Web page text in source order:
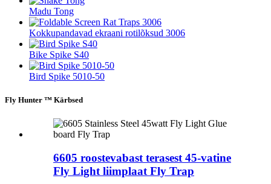
Madu Tong
Kokkupandavad ekraani rotilõksud 3006
Bike Spike S40
Bird Spike 5010-50
Fly Hunter ™ Kärbsed
6605 roostevabast terasest 45-vatine
Fly Light liimplaat Fly Trap